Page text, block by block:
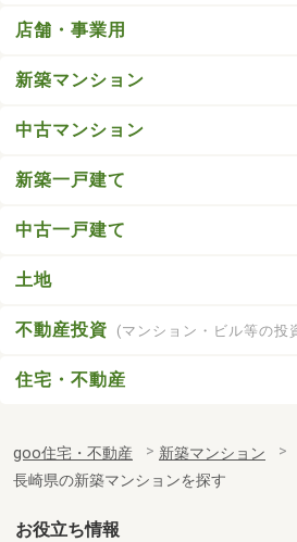
店舗・事業用
新築マンション
中古マンション
新築一戸建て
中古一戸建て
土地
不動産投資 (マンション・ビル等の投
住宅・不動産
goo住宅・不動産
新築マンション
長崎県の新築マンションを探す
お役立ち情報